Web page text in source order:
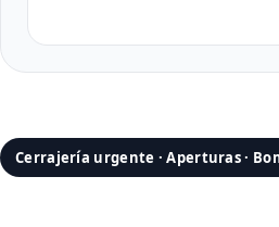
Cerrajería urgente · Aperturas ·